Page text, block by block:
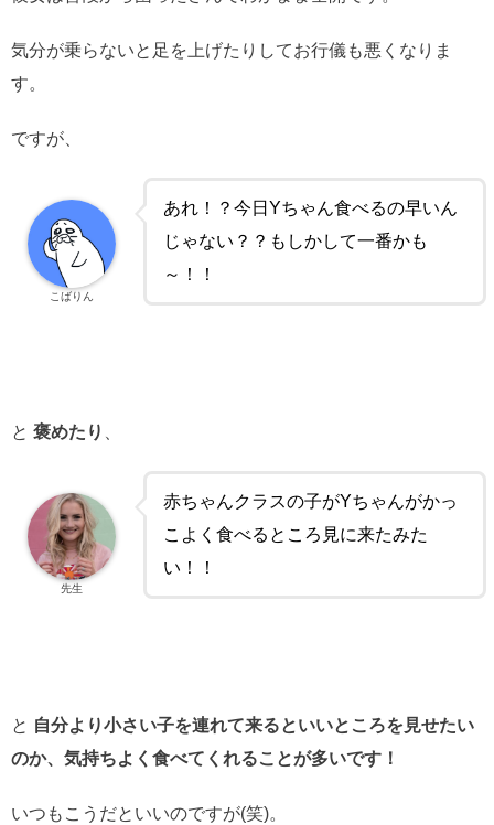
気分が乗らないと足を上げたりしてお行儀も悪くなりま
す。
ですが、
あれ！？今日Yちゃん食べるの早いん
じゃない？？もしかして一番かも
～！！
こばりん
と 褒めたり
赤ちゃんクラスの子がYちゃんがかっ
こよく食べるところ見に来たみた
い！！
先生
と 自分より小さい子を連れて来るといいところを見せたい
のか、気持ちよく食べてくれることが多いです！
いつもこうだといいのですが(笑)。